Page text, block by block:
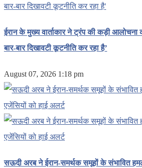
ईरान के मुख्य वार्ताकार ने ट्रंप की कड़ी आलोचना
बार-बार दिखावटी कूटनीति कर रहा है’
August 07, 2026 1:18 pm
सऊदी अरब ने ईरान-समर्थक समूहों के संभावित